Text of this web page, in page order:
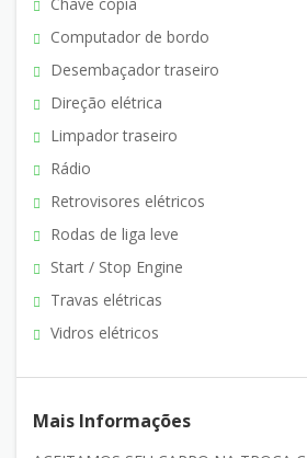
Chave cópia
Computador de bordo
Desembaçador traseiro
Direção elétrica
Limpador traseiro
Rádio
Retrovisores elétricos
Rodas de liga leve
Start / Stop Engine
Travas elétricas
Vidros elétricos
Mais Informações